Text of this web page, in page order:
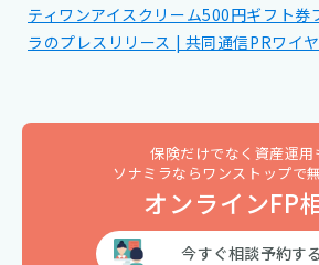
ティワンアイスクリーム500円ギフト券
ラのプレスリリース | 共同通信PRワイ
保険だけでなく資産運用
ソナミラならワンストップで
オンラインFP
今すぐ相談予約する